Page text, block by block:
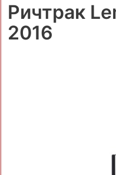
Ричтрак
2016